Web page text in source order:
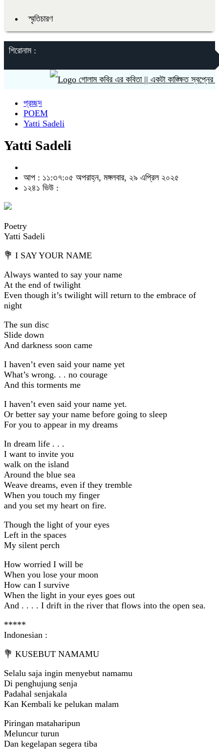
স্মৃতিচারণ
শিরোনাম :
গোলাম কবির এর কবিতা || একটা কাঙ্ক্ষিত স্বপ্নের গল্প
প্রচ্ছদ
POEM
Yatti Sadeli
Yatti Sadeli
আপ : ১১:৩৭:০৫ অপরাহ্ন, মঙ্গলবার, ২৯ এপ্রিল ২০২৫
১২৪১ ভিউ :
Poetry
Yatti Sadeli
💐 I SAY YOUR NAME
Always wanted to say your name
At the end of twilight
Even though it’s twilight will return to the embrace of
night
The sun disc
Slide down
And darkness soon came
I haven’t even said your name yet
What’s wrong. . . no courage
And this torments me
I haven’t even said your name yet.
Or better say your name before going to sleep
For you to appear in my dreams
In dream life . . .
I want to invite you
walk on the island
Around the blue sea
Weave dreams, even if they tremble
When you touch my finger
and you set my heart on fire.
Though the light of your eyes
Left in the spaces
My silent perch
How worried I will be
When you lose your moon
How can I survive
When the light in your eyes goes out
And . . . . I drift in the river that flows into the open sea.
*****
Indonesian :
💐 KUSEBUT NAMAMU
Selalu saja ingin menyebut namamu
Di penghujung senja
Padahal senjakala
Kan Kembali ke pelukan malam
Piringan mataharipun
Meluncur turun
Dan kegelapan segera tiba